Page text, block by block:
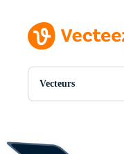
Vecteurs
Toutes Images
PSDs